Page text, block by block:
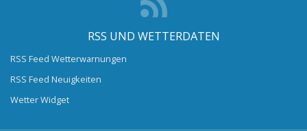
RSS UND WETTERDATEN
RSS Feed Wetterwarnungen
RSS Feed Neuigkeiten
Wetter Widget